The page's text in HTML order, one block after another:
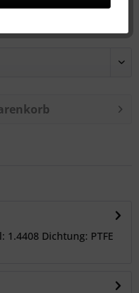
1.4408 Dichtung: PTFE